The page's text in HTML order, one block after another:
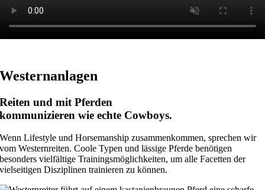
Westernanlagen
Reiten und mit Pferden
kommunizieren wie echte Cowboys.
Wenn Lifestyle und Horsemanship zusammenkommen, sprechen wir
vom Westernreiten. Coole Typen und lässige Pferde benötigen
besonders vielfältige Trainingsmöglichkeiten, um alle Facetten der
vielseitigen Disziplinen trainieren zu können.